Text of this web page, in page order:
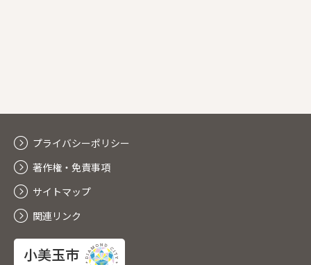
プライバシーポリシー
著作権・免責事項
サイトマップ
関連リンク